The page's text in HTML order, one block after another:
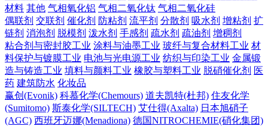
材料 其他 气相氧化铝 气相二氧化钛 气相二氧化硅
偶联剂 交联剂 催化剂 防粘剂 流平剂 分散剂 吸水剂 增粘剂 扩
链剂 消泡剂 脱模剂 泼水剂 手感剂 疏水剂 疏油剂 增稠剂
粘合剂与密封胶工业 涂料与油墨工业 玻纤与复合材料工业 材
料保护与镀膜工业 电池与光电源工业 纺织与印染工业 金属锻
造与铸造工业 填料与颜料工业 橡胶与塑料工业 脱硝催化剂 医
药 建筑防水 化妆品
赢创(Evonik) 科慕化学(Chemours) 道夫凯特(杜邦) 住友化学
(Sumitomo) 斯泰化学(SILTECH) 艾仕得(Axalta) 日本旭硝子
(AGC) 西班牙迈娜(Menadiona) 德国NITROCHEMIE(硝化集团)